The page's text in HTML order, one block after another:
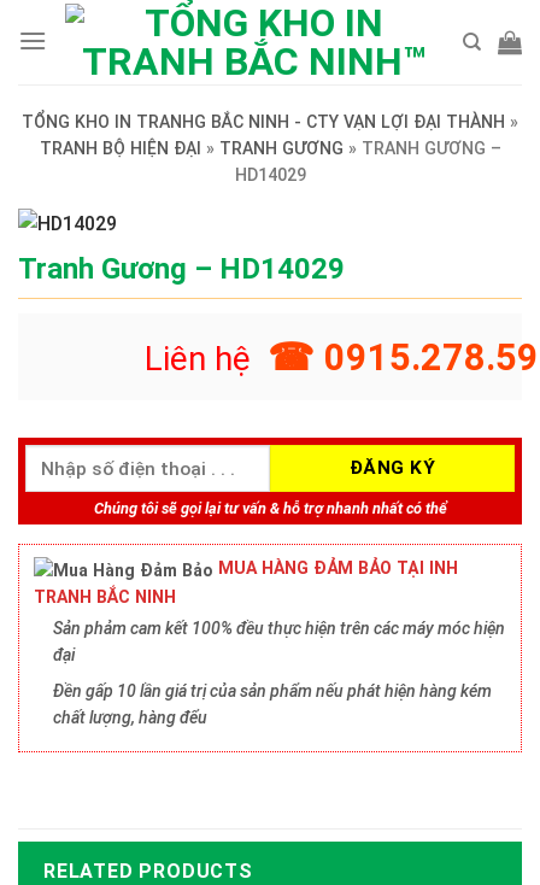
TỔNG KHO IN TRANHG BẮC NINH - CTY VẠN LỢI ĐẠI THÀNH »
TRANH BỘ HIỆN ĐẠI » TRANH GƯƠNG » TRANH GƯƠNG –
HD14029
Tranh Gương – HD14029
Liên hệ ☎
Chúng tôi sẽ gọi lại tư vấn & hỗ trợ nhanh nhất có thể
MUA HÀNG ĐẢM BẢO TẠI INH
TRANH BẮC NINH
Sản phảm cam kết 100% đều thực hiện trên các máy móc hiện
đại
Đền gấp 10 lần giá trị của sản phẩm nếu phát hiện hàng kém
chất lượng, hàng đểu
RELATED PRODUCTS